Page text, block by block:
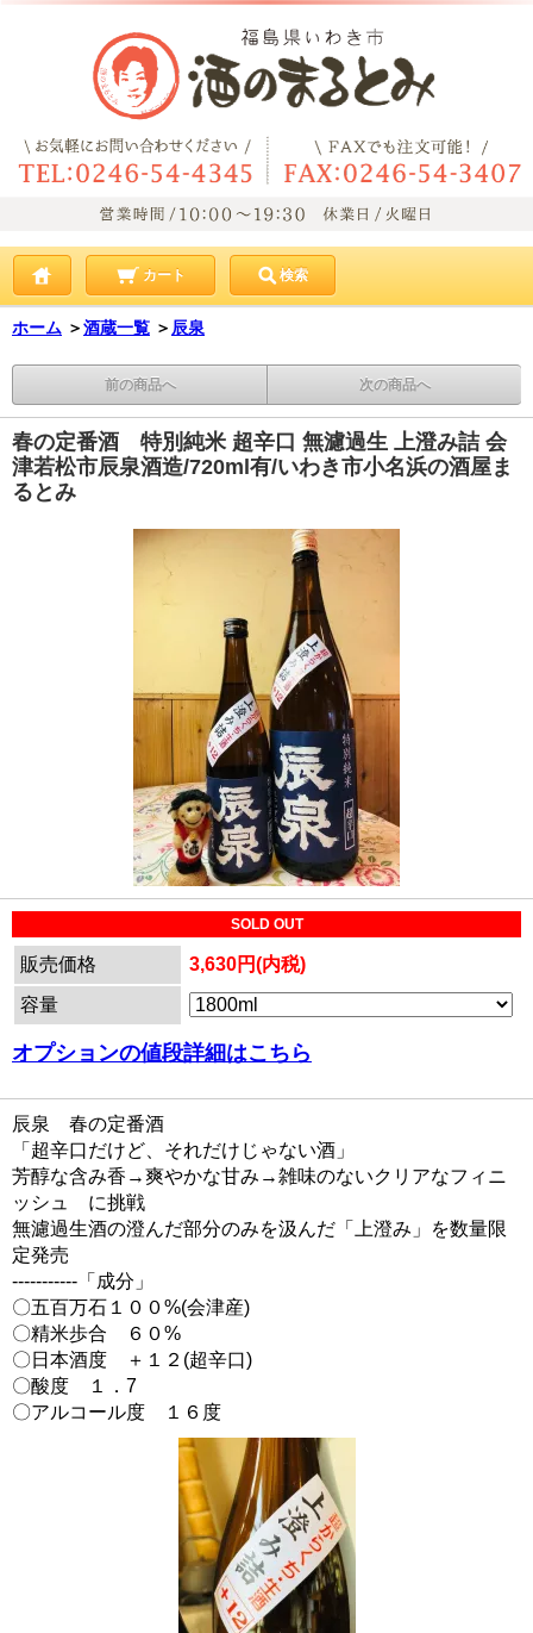
カート 検索
ホーム ＞酒蔵一覧 ＞ 辰泉
前の商品へ 次の商品へ
春の定番酒 特別純米 超辛口 無濾過生 上澄み詰 会
津若松市辰泉酒造/720ml有/いわき市小名浜の酒屋ま
るとみ
SOLD OUT
販売価格
3,630円(内税)
容量
オプションの値段詳細はこちら
辰泉 春の定番酒
「超辛口だけど、それだけじゃない酒」
芳醇な含み香→爽やかな甘み→雑味のないクリアなフィニ
ッシュ に挑戦
無濾過生酒の澄んだ部分のみを汲んだ「上澄み」を数量限
定発売
-----------「成分」
〇五百万石１００%(会津産)
〇精米歩合 ６０%
〇日本酒度 ＋１２(超辛口)
〇酸度 １．7
〇アルコール度 １６度